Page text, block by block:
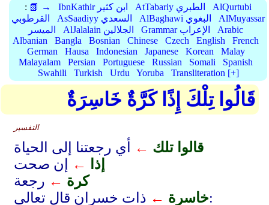
: 📗 → IbnKathir ابن كثير AtTabariy الطبري
AlQurtubi
القرطوبي
AsSaadiyy السعدي AlBaghawi البغوي
AlMuyassar
الميسر
AlJalalain الجلالين Grammar الإعراب
Arabic
Albanian
Bangla Bosnian Chinese Czech English
French
German
Hausa Indonesian Japanese Korean
Malay
Malayalam
Persian Portuguese Russian Somali
Spanish
Swahili
Turkish Urdu Yoruba Transliteration [+]
قَالُوا تِلْكَ إِذًا كَرَّةٌ خَاسِرَةٌ
التفسير
قالوا تلك ←
أي رجعتنا إلى الحياة
إذا
←
إن صحت
كرة ← رجعة
خاسرة ← ذات خسران قال تعالى: